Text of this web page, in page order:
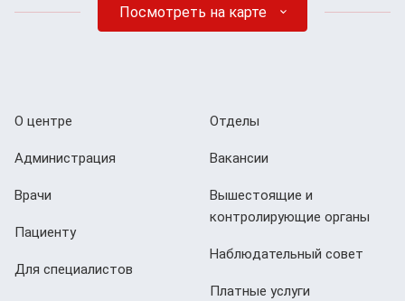
Посмотреть на карте
О центре
Администрация
Врачи
Пациенту
Для специалистов
Отделы
Вакансии
Вышестоящие и
контролирующие органы
Наблюдательный совет
Платные услуги